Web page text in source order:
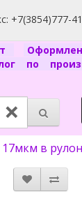
+7(3854)777-
по
×
в